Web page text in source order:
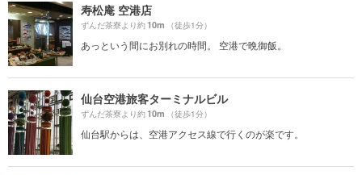
寿松庵 空港店
ずんだ茶寮より約10m （徒歩1分）
あっという間にお別れの時間。 空港で晩御飯。
仙台空港旅客ターミナルビル
ずんだ茶寮より約10m （徒歩1分）
仙台駅からは、空港アクセス線で行くのが楽です。